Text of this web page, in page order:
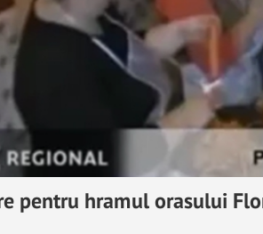
pentru hramul orasului